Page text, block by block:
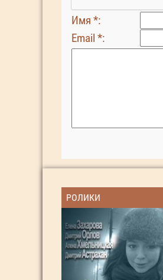
Имя *:
Email *:
РОЛИКИ